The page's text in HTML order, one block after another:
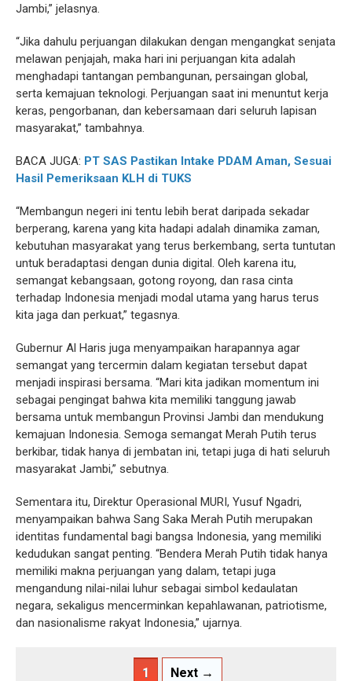
Jambi,” jelasnya.
“Jika dahulu perjuangan dilakukan dengan mengangkat senjata
melawan penjajah, maka hari ini perjuangan kita adalah
menghadapi tantangan pembangunan, persaingan global,
serta kemajuan teknologi. Perjuangan saat ini menuntut kerja
keras, pengorbanan, dan kebersamaan dari seluruh lapisan
masyarakat,” tambahnya.
BACA JUGA: PT SAS Pastikan Intake PDAM Aman, Sesuai
Hasil Pemeriksaan KLH di TUKS
“Membangun negeri ini tentu lebih berat daripada sekadar
berperang, karena yang kita hadapi adalah dinamika zaman,
kebutuhan masyarakat yang terus berkembang, serta tuntutan
untuk beradaptasi dengan dunia digital. Oleh karena itu,
semangat kebangsaan, gotong royong, dan rasa cinta
terhadap Indonesia menjadi modal utama yang harus terus
kita jaga dan perkuat,” tegasnya.
Gubernur Al Haris juga menyampaikan harapannya agar
semangat yang tercermin dalam kegiatan tersebut dapat
menjadi inspirasi bersama. “Mari kita jadikan momentum ini
sebagai pengingat bahwa kita memiliki tanggung jawab
bersama untuk membangun Provinsi Jambi dan mendukung
kemajuan Indonesia. Semoga semangat Merah Putih terus
berkibar, tidak hanya di jembatan ini, tetapi juga di hati seluruh
masyarakat Jambi,” sebutnya.
Sementara itu, Direktur Operasional MURI, Yusuf Ngadri,
menyampaikan bahwa Sang Saka Merah Putih merupakan
identitas fundamental bagi bangsa Indonesia, yang memiliki
kedudukan sangat penting. “Bendera Merah Putih tidak hanya
memiliki makna perjuangan yang dalam, tetapi juga
mengandung nilai-nilai luhur sebagai simbol kedaulatan
negara, sekaligus mencerminkan kepahlawanan, patriotisme,
dan nasionalisme rakyat Indonesia,” ujarnya.
1 Next →